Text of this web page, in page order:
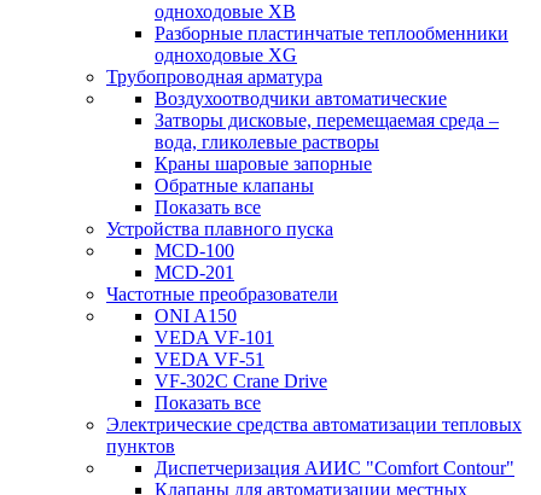
одноходовые ХВ
Разборные пластинчатые теплообменники
одноходовые ХG
Трубопроводная арматура
Воздухоотводчики автоматические
Затворы дисковые, перемещаемая среда –
вода, гликолевые растворы
Краны шаровые запорные
Обратные клапаны
Показать все
Устройства плавного пуска
MCD-100
MCD-201
Частотные преобразователи
ONI A150
VEDA VF-101
VEDA VF-51
VF-302C Crane Drive
Показать все
Электрические средства автоматизации тепловых
пунктов
Диспетчеризация АИИС "Comfort Contour"
Клапаны для автоматизации местных